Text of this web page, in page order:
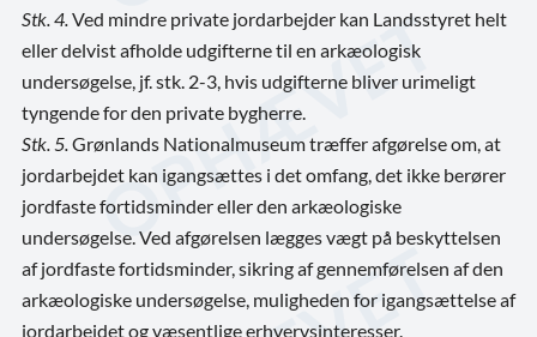
Stk. 4. Ved mindre private jordarbejder kan Landsstyret helt
eller delvist afholde udgifterne til en arkæologisk
undersøgelse, jf. stk. 2-3, hvis udgifterne bliver urimeligt
tyngende for den private bygherre.
Stk. 5. Grønlands Nationalmuseum træffer afgørelse om, at
jordarbejdet kan igangsættes i det omfang, det ikke berører
jordfaste fortidsminder eller den arkæologiske
undersøgelse. Ved afgørelsen lægges vægt på beskyttelsen
af jordfaste fortidsminder, sikring af gennemførelsen af den
arkæologiske undersøgelse, muligheden for igangsættelse af
jordarbejdet og væsentlige erhvervsinteresser.